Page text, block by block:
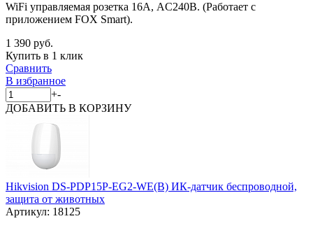
WiFi управляемая розетка 16А, AC240В. (Работает c
приложением FOX Smart).
1 390 руб.
Купить в 1 клик
Сравнить
В избранное
+-
ДОБАВИТЬ В КОРЗИНУ
Hikvision DS-PDP15P-EG2-WE(B) ИК-датчик беспроводной,
защита от животных
Артикул: 18125